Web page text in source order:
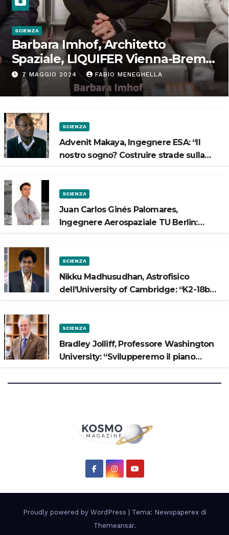
SCIENZA
Barbara Imhof, Architetto
Spaziale, LIQUIFER Vienna-Brema:
“Progettiamo habitat per lo
Spazio”
7 MAGGIO 2024 FABIO MENEGHELLA
SCIENZA
Advenit Makaya, Ingegnere ESA: “Il
nostro sogno? Costruire strade sulla
SCIENZA
Juan Carlos Ginés Palomares,
Ingegnere Aerospaziale TU Berlin:
SCIENZA
Nikku Madhusudhan, Astrofisico
dell’University of Cambridge: “K2-18b
SCIENZA
Bradley Jolliff, Professore Washington
University: “Svilupperemo il piano
Proudly powered by WordPress | Tema: Newspaperex di
Themeansar.